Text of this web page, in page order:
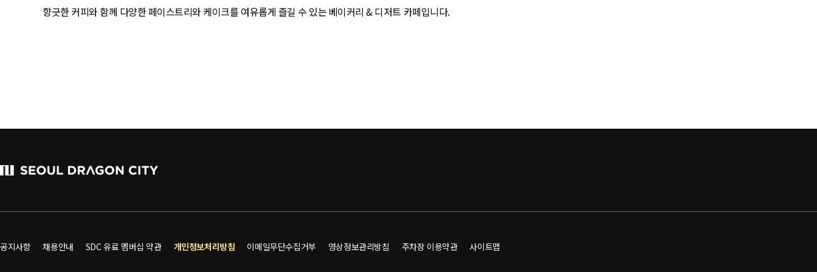
향긋한 커피와 함께 다양한 페이스트리와 케이크를 여유롭게 즐길 수 있는 베이커리 & 디저트 카페입니다.
공지사항 채용안내 SDC 유료 멤버십 약관 개인정보처리방침 이메일무단수집거부 영상정보관리방침 주차장 이용약관 사이트맵